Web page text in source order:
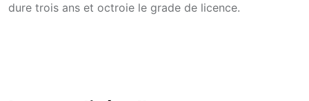
dure trois ans et octroie le grade de licence.